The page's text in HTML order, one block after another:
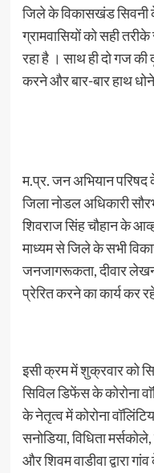
जिले के विकासखंड सिवनी
ग्रामवासियों को सही
रहा है । साथ ही दो गज
करने और बार-बार हाथ
म.प्र. जन अभियान
जिला नोडल अधिकारी
शिवराज सिंह चौहान के
माध्यम से जिले के सभी
जनजागरूकता, दीवार
प्रेरित करने का कार्य कर
इसी क्रम में शुक्रवार को
सिविल डिफेंस के कोरोना
के नेतृत्व में कोरोना
सनोडिया, विधिता
और शिवम वाडीवा द्वारा